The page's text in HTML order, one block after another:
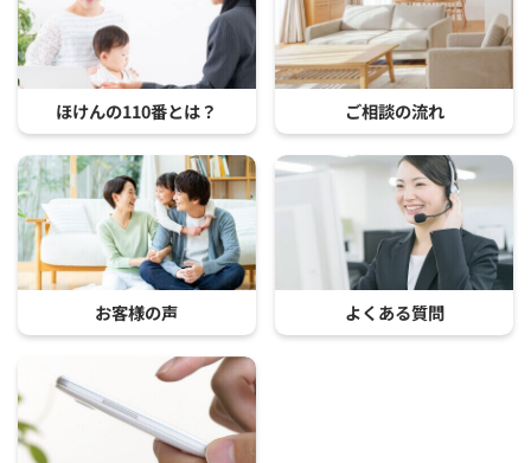
ほけんの110番とは？ ご相談の流れ
お客様の声 よくある質問